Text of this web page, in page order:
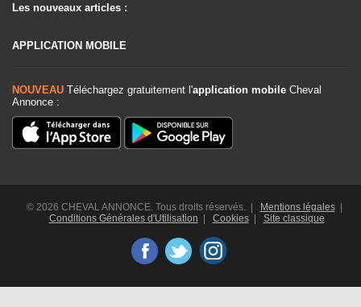
Les nouveaux articles :
APPLICATION MOBILE
NOUVEAU Téléchargez gratuitement l'application mobile Cheval
Annonce :
© 2026 CHEVAL ANNONCE. Tous droits réservés. | Mentions légales|
Conditions Générales d'Utilisation
Cookies| Site classique